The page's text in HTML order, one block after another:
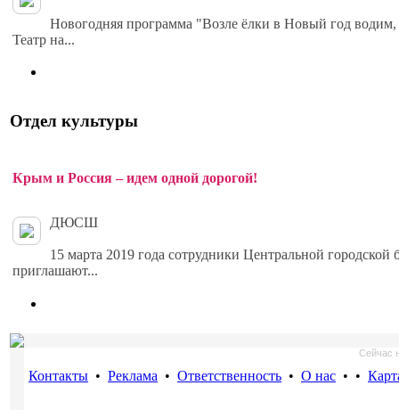
Новогодняя программа "Возле ёлки в Новый год
Театр на...
Отдел культуры
Крым и Россия – идем одной дорогой!
ДЮСШ
15 марта 2019 года сотрудники Центральной
приглашают...
Сейчас
Контакты • Реклама • Ответственность • О нас • •